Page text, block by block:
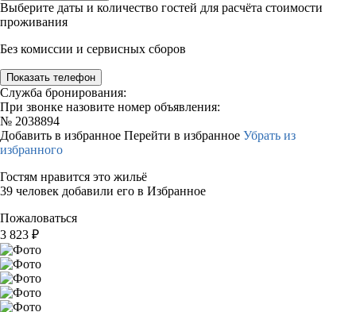
Выберите даты и количество гостей для расчёта стоимости
проживания
Без комиссии и сервисных сборов
Показать телефон
Служба бронирования:
При звонке назовите номер объявления:
№ 2038894
Добавить в избранное Перейти в избранное Убрать из
избранного
Гостям нравится это жильё
39 человек добавили его в Избранное
Пожаловаться
3 823 ₽